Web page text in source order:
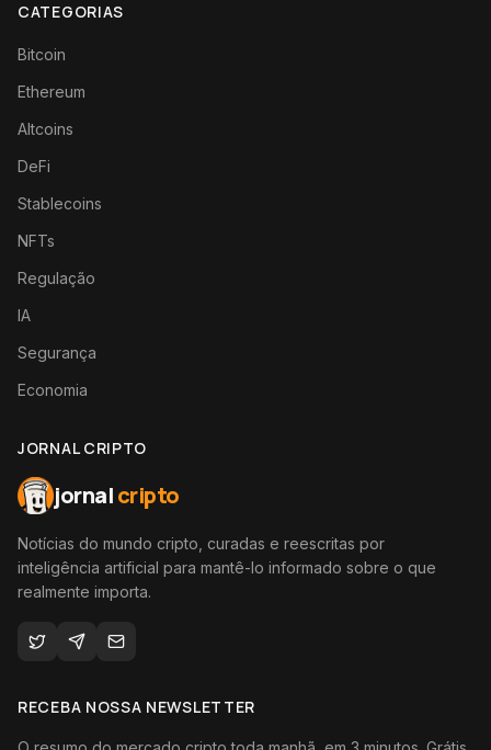
CATEGORIAS
Bitcoin
Ethereum
Altcoins
DeFi
Stablecoins
NFTs
Regulação
IA
Segurança
Economia
JORNAL CRIPTO
jornalcripto
Notícias do mundo cripto, curadas e reescritas por
inteligência artificial para mantê-lo informado sobre o que
realmente importa.
RECEBA NOSSA NEWSLETTER